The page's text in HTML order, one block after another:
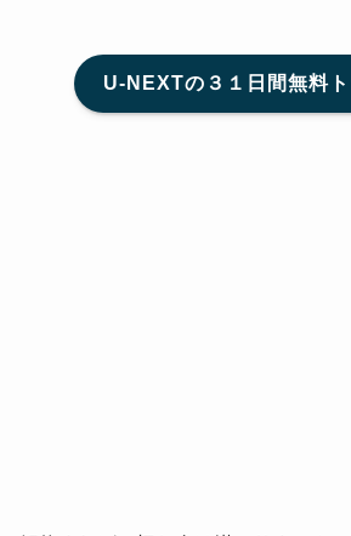
U-NEXTの３１日間無料